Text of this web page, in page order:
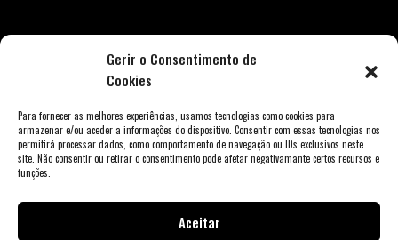
Gerir o Consentimento de
Cookies
Para fornecer as melhores experiências, usamos tecnologias como cookies para
armazenar e/ou aceder a informações do dispositivo. Consentir com essas tecnologias nos
permitirá processar dados, como comportamento de navegação ou IDs exclusivos neste
site. Não consentir ou retirar o consentimento pode afetar negativamante certos recursos e
funções.
Aceitar
Copyright © 2026 Weber Store Porto. Todos os direitos reservados.